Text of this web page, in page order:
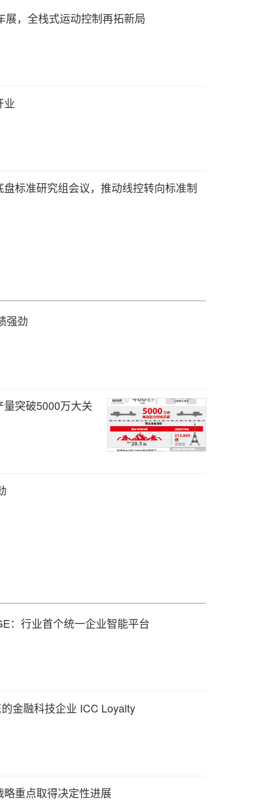
，全栈式运动控制再拓新局
业
标准研究组会议，推动线控转向标准制
强劲
突破5000万大关
：行业首个统一企业智能平台
金融科技企业 ICC Loyalty
重点取得决定性进展